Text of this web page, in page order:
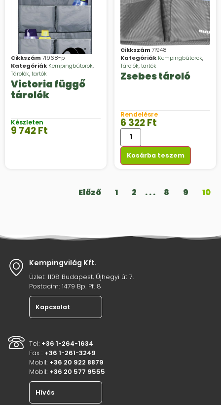
Cikkszám71968-p
Kategóriák Kempingbútorok,
Tárolók, tartók
Victoria függő
tárolók
Készleten
9 742Ft
Cikkszám71948
Kategóriák Kempingbútorok,
Tárolók, tartók
Zsebes tároló
Rendelésre
6 322Ft
Kosárba teszem
Előző 1 2 . . . 8 9 10
Kempingvilág Kft.
Üzlet: 1108 Budapest, Újhegyi út 7.
Postacím: 1479 Bp. Pf. 8
Kapcsolat
Tel: +36 1-264-1634
Fax : +36 1-261-3249
Mobil: +36 20 922 8879
Mobil: +36 20 577 9555
Hívás